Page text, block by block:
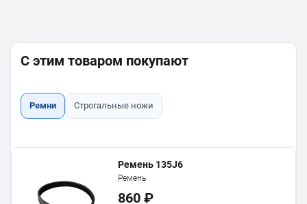
С этим товаром покупают
Ремни Строгальные ножи
Ремень 135J6
Ремень
860 ₽